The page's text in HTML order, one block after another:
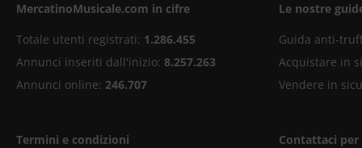
MercatinoMusicale.com in cifre
Totale utenti registrati: 1.286.455
Annunci inseriti dall'inizio: 8.257.263
Annunci online: 246.707
Le nostre
Guida anti-
Acquistare in
Vendere in
Termini e condizioni
Contattaci per